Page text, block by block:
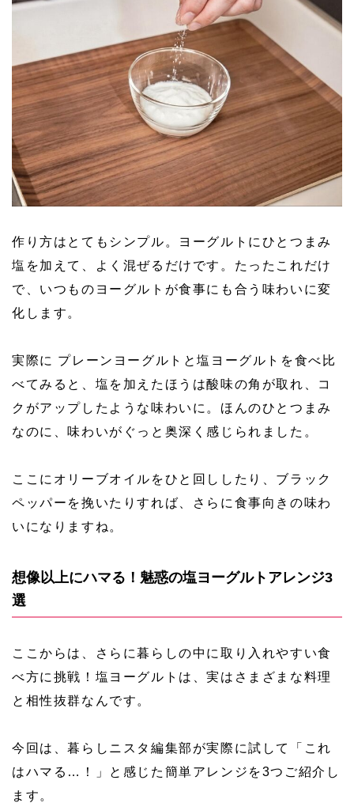
作り方はとてもシンプル。ヨーグルトにひとつまみ
塩を加えて、よく混ぜるだけです。たったこれだけ
で、いつものヨーグルトが食事にも合う味わいに変
化します。
実際に プレーンヨーグルトと塩ヨーグルトを食べ比
べてみると、塩を加えたほうは酸味の角が取れ、コ
クがアップしたような味わいに。ほんのひとつまみ
なのに、味わいがぐっと奥深く感じられました。
ここにオリーブオイルをひと回ししたり、ブラック
ペッパーを挽いたりすれば、さらに食事向きの味わ
いになりますね。
想像以上にハマる！魅惑の塩ヨーグルトアレンジ3
選
ここからは、さらに暮らしの中に取り入れやすい食
べ方に挑戦！塩ヨーグルトは、実はさまざまな料理
と相性抜群なんです。
今回は、暮らしニスタ編集部が実際に試して「これ
はハマる…！」と感じた簡単アレンジを3つご紹介し
ます。